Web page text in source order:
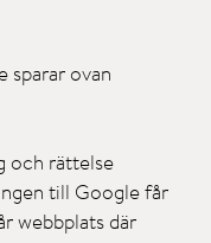
sparar ovan
och rättelse
till Google får
webbplats där